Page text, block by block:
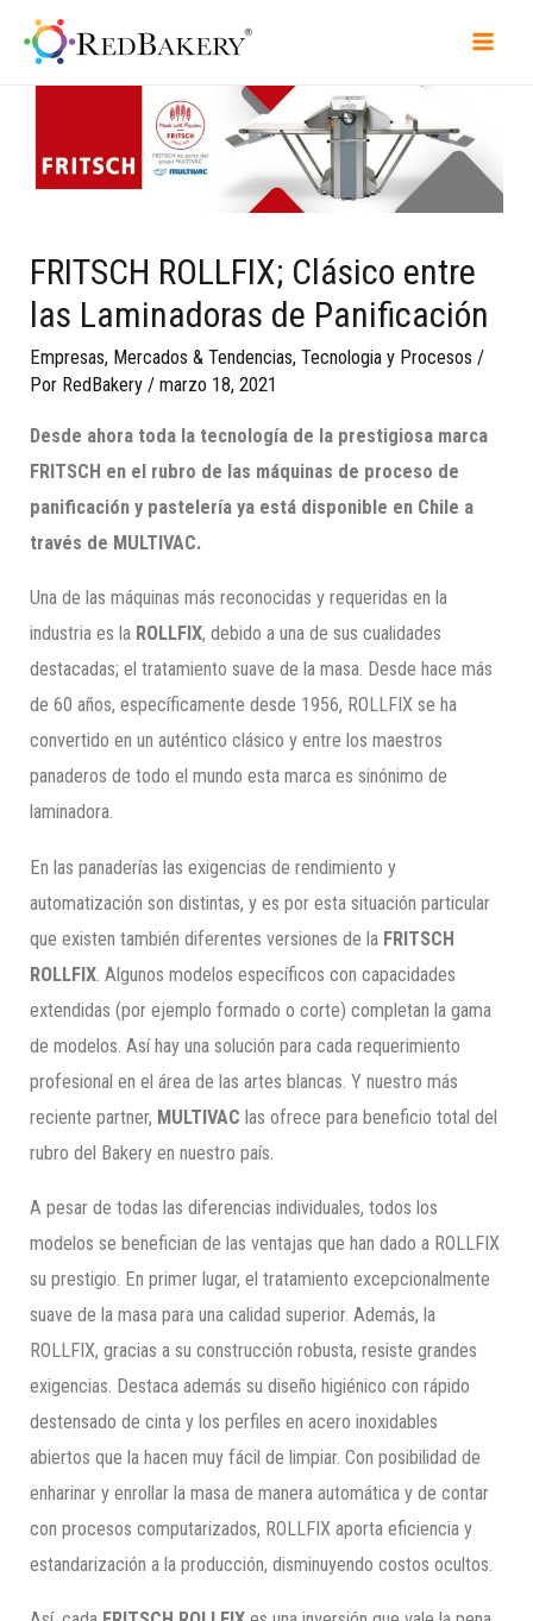
FRITSCH ROLLFIX; Clásico entre
las Laminadoras de Panificación
Empresas, Mercados & Tendencias,Tecnologia y Procesos /
Por RedBakery /marzo 18, 2021
Desde ahora toda la tecnología de la prestigiosa marca
FRITSCH en el rubro de las máquinas de proceso de
panificación y pasteleríaya está disponible en Chile a
través de MULTIVAC.
Una de las máquinas más reconocidas y requeridas en la
industria es la ROLLFIX, debido a una de sus cualidades
destacadas; el tratamiento suave de la masa. Desde hace más
de 60 años, específicamente desde 1956, ROLLFIX se ha
convertido en un auténtico clásico y entre los maestros
panaderos de todo el mundo esta marca es sinónimo de
laminadora.
En las panaderías las exigencias de rendimiento y
automatización son distintas, y es por esta situación particular
que existen también diferentes versiones de la FRITSCH
ROLLFIX . Algunos modelos específicos con capacidades
extendidas (por ejemplo formado o corte) completan la gama
de modelos. Así hay una solución para cada requerimiento
profesional en el área de las artes blancas. Y nuestro más
reciente partner, MULTIVAC las ofrece para beneficio total del
rubro del Bakery en nuestro país.
A pesar de todas las diferencias individuales, todos los
modelos se benefician de las ventajas que han dado a ROLLFIX
su prestigio. En primer lugar, el tratamiento excepcionalmente
suave de la masa para una calidad superior. Además, la
ROLLFIX, gracias a su construcción robusta, resiste grandes
exigencias. Destaca además su diseño higiénico con rápido
destensado de cinta y los perfiles en acero inoxidables
abiertos que la hacen muy fácil de limpiar. Con posibilidad de
enharinar y enrollar la masa de manera automática y de contar
con procesos computarizados, ROLLFIX aporta eficiencia y
estandarización a la producción, disminuyendo costos ocultos.